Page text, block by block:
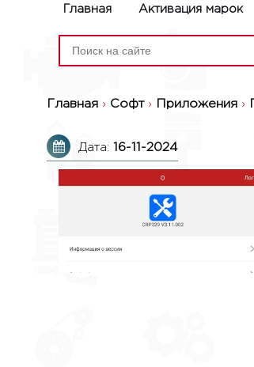
Главная Активация марок
Главная › Софт › Приложения ›
Дата: 16-11-2024